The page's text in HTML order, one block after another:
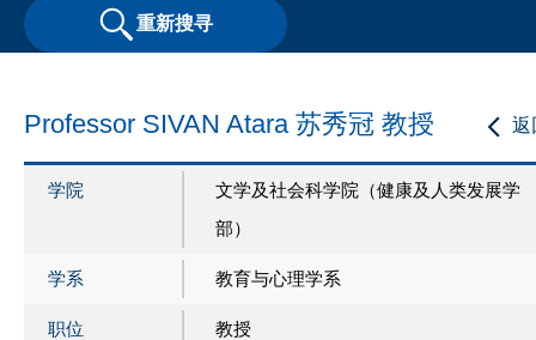
重新搜寻
返
Professor SIVAN Atara 苏秀冠 教授
学院
文学及社会科学院（健康及人类发展学
部）
学系 教育与心理学系
职位 教授